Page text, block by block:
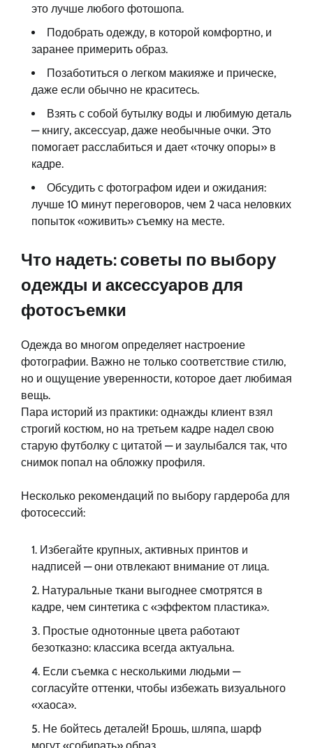
это лучше любого фотошопа.
Подобрать одежду, в которой комфортно, и
заранее примерить образ.
Позаботиться о легком макияже и прическе,
даже если обычно не краситесь.
Взять с собой бутылку воды и любимую деталь
— книгу, аксессуар, даже необычные очки. Это
помогает расслабиться и дает «точку опоры» в
кадре.
Обсудить с фотографом идеи и ожидания:
лучше 10 минут переговоров, чем 2 часа неловких
попыток «оживить» съемку на месте.
Что надеть: советы по выбору
одежды и аксессуаров для
фотосъемки
Одежда во многом определяет настроение
фотографии. Важно не только соответствие стилю,
но и ощущение уверенности, которое дает любимая
вещь.
Пара историй из практики: однажды клиент взял
строгий костюм, но на третьем кадре надел свою
старую футболку с цитатой — и заулыбался так, что
снимок попал на обложку профиля.
Несколько рекомендаций по выбору гардероба для
фотосессий:
Избегайте крупных, активных принтов и
надписей — они отвлекают внимание от лица.
Натуральные ткани выгоднее смотрятся в
кадре, чем синтетика с «эффектом пластика».
Простые однотонные цвета работают
безотказно: классика всегда актуальна.
Если съемка с несколькими людьми —
согласуйте оттенки, чтобы избежать визуального
«хаоса».
Не бойтесь деталей! Брошь, шляпа, шарф